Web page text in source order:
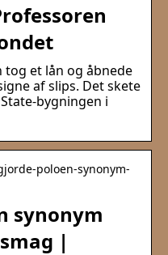
et lån og åbnede
af slips. Det skete
bygningen i
poloen-synonym-
synonym
|